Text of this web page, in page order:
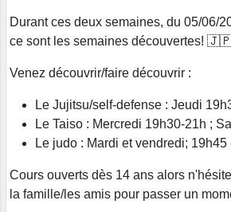
Durant ces deux semaines, du 05/06/
ce sont les semaines découvertes!
Venez découvrir/faire découvrir :
Le Jujitsu/self-defense : Jeudi
Le Taiso : Mercredi 19h30-21h ;
Le judo : Mardi et vendredi; 19h45
Cours ouverts dès 14 ans alors
la famille/les amis pour passer un